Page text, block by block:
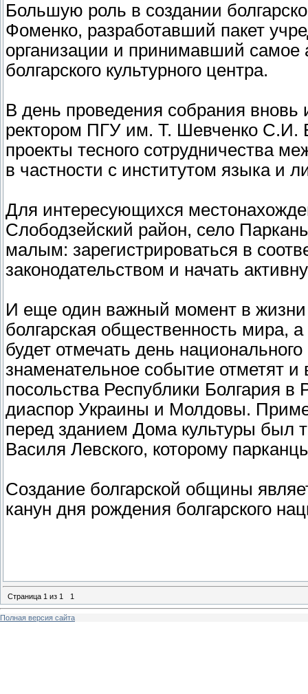
Большую роль в создании
Фоменко, разработавший пакет
организации и принимавший самое
болгарского культурного центра.
В день проведения собрания вновь
ректором ПГУ им. Т. Шевченко С.И.
проекты тесного сотрудничества
в частности с институтом языка и
Для интересующихся
Слободзейский район, село
малым: зарегистрироваться в
законодательством и начать
И еще один важный момент в жизни
болгарская общественность мира,
будет отмечать день
знаменательное событие отметят
посольства Республики Болгария в
диаспор Украины и Молдовы.
перед зданием Дома культуры был
Василя Левского, которому
Создание болгарской общины
канун дня рождения болгарского
Страница 1 из 1 1
Полная версия сайта